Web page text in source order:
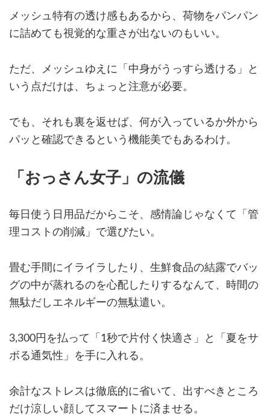
メッシュ特有の透け感もあるから、荷物をパンパン
に詰めても視覚的な重さが出ないのもいい。
ただ、メッシュゆえに「中身がうっすら透ける」と
いう点だけは、ちょっと注意が必要。
でも、それも裏を返せば、何が入っているか外から
パッと確認できるという機能美でもあるわけ。
「おっさん女子」の流儀
毎日使う日用品だからこそ、感情論じゃなくて「管
理コストの削減」で選びたい。
畳む手間にイライラしたり、生鮮食品の結露でバッ
グの中が蒸れるのを心配したりするなんて、時間の
無駄だしエネルギーの無駄遣い。
3,300円を払って「1秒で片付く快適さ」と「夏をサ
ボる通気性」を手に入れる。
余計なストレスは徹底的に省いて、出すべきところ
だけ涼しい顔してスマートに済ませる。